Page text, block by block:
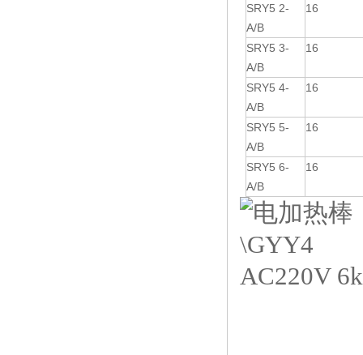
SRY5 2-
A/B
16
SRY5 3-
A/B
16
SRY5 4-
A/B
16
SRY5 5-
A/B
16
SRY5 6-
A/B
16